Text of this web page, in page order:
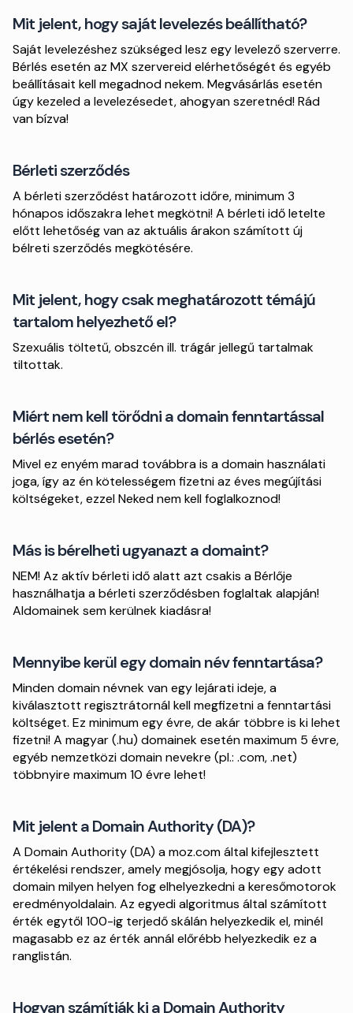
Mit jelent, hogy saját levelezés beállítható?
Saját levelezéshez szükséged lesz egy levelező szerverre.
Bérlés esetén az MX szervereid elérhetőségét és egyéb
beállításait kell megadnod nekem. Megvásárlás esetén
úgy kezeled a levelezésedet, ahogyan szeretnéd! Rád
van bízva!
Bérleti szerződés
A bérleti szerződést határozott időre, minimum 3
hónapos időszakra lehet megkötni! A bérleti idő letelte
előtt lehetőség van az aktuális árakon számított új
bélreti szerződés megkötésére.
Mit jelent, hogy csak meghatározott témájú
tartalom helyezhető el?
Szexuális töltetű, obszcén ill. trágár jellegű tartalmak
tiltottak.
Miért nem kell törődni a domain fenntartással
bérlés esetén?
Mivel ez enyém marad továbbra is a domain használati
joga, így az én kötelességem fizetni az éves megújítási
költségeket, ezzel Neked nem kell foglalkoznod!
Más is bérelheti ugyanazt a domaint?
NEM! Az aktív bérleti idő alatt azt csakis a Bérlője
használhatja a bérleti szerződésben foglaltak alapján!
Aldomainek sem kerülnek kiadásra!
Mennyibe kerül egy domain név fenntartása?
Minden domain névnek van egy lejárati ideje, a
kiválasztott regisztrátornál kell megfizetni a fenntartási
költséget. Ez minimum egy évre, de akár többre is ki lehet
fizetni! A magyar (.hu) domainek esetén maximum 5 évre,
egyéb nemzetközi domain nevekre (pl.: .com, .net)
többnyire maximum 10 évre lehet!
Mit jelent a Domain Authority (DA)?
A Domain Authority (DA) a moz.com által kifejlesztett
értékelési rendszer, amely megjósolja, hogy egy adott
domain milyen helyen fog elhelyezkedni a keresőmotorok
eredményoldalain. Az egyedi algoritmus által számított
érték egytől 100-ig terjedő skálán helyezkedik el, minél
magasabb ez az érték annál előrébb helyezkedik ez a
ranglistán.
Hogyan számítják ki a Domain Authority